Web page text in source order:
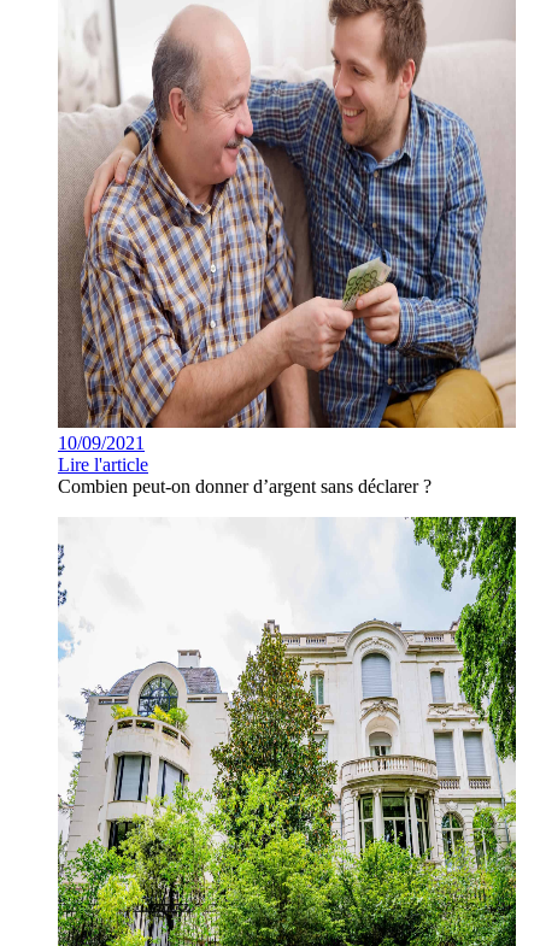
10/09/2021
Lire l'article
Combien peut-on donner d’argent sans déclarer ?